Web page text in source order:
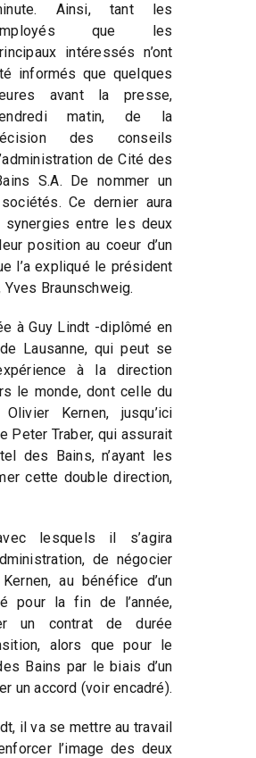
Ainsi, tant les
que les
intéressés n’ont
informés que quelques
avant la presse,
matin, de la
des conseils
de Cité des
S.A. De nommer un
Ce dernier aura
entre les deux
position au coeur d’un
l’a expliqué le président
Braunschweig.
à Guy Lindt -diplômé en
Lausanne, qui peut se
à la direction
le monde, dont celle du
Kernen, jusqu’ici
Peter Traber, qui assurait
des Bains, n’ayant les
cette double direction,
lesquels il s’agira
de négocier
au bénéfice d’un
pour la fin de l’année,
un contrat de durée
alors que pour le
Bains par le biais d’un
un accord (voir encadré).
il va se mettre au travail
l’image des deux